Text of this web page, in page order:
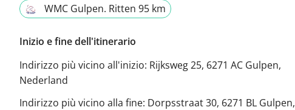
WMC Gulpen. Ritten 95 km
Inizio e fine dell'itinerario
Indirizzo più vicino all'inizio: Rijksweg 25, 6271 AC Gulpen,
Nederland
Indirizzo più vicino alla fine: Dorpsstraat 30, 6271 BL Gulpen,